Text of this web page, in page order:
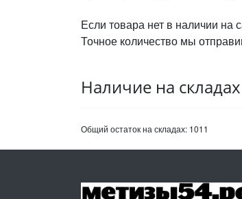
Если товара нет в наличии на
Точное количество мы
Наличие на складах
Общий остаток на складах: 1011